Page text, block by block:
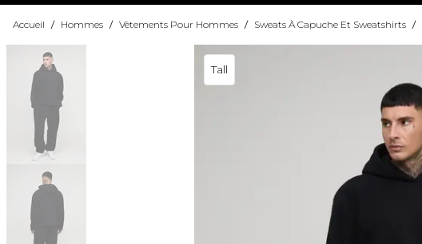
Accueil / Hommes / Vêtements Pour Hommes / Sweats À Capuche Et Sweatshirts /
Tall